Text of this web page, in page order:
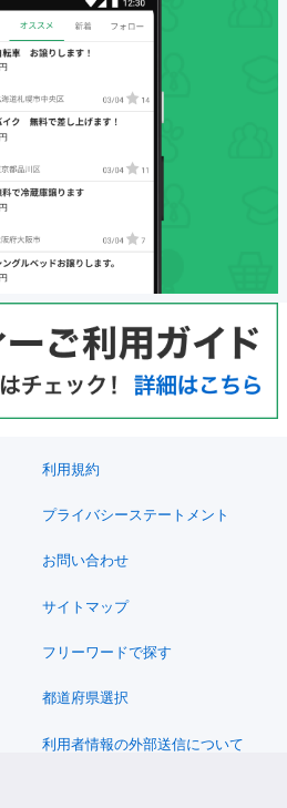
利用規約
プライバシーステートメント
お問い合わせ
サイトマップ
フリーワードで探す
都道府県選択
利用者情報の外部送信について